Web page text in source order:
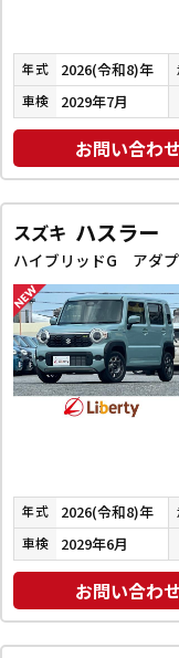
年式 2026(令和8)年
車検 2029年7月
お問い合わせ
スズキ ハスラー
年式 2026(令和8)年
車検 2029年6月
お問い合わせ